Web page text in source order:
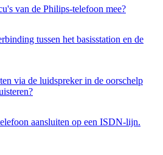
van de Philips-telefoon mee?
tussen het basisstation en de
via de luidspreker in de oorschelp
aansluiten op een ISDN-lijn.